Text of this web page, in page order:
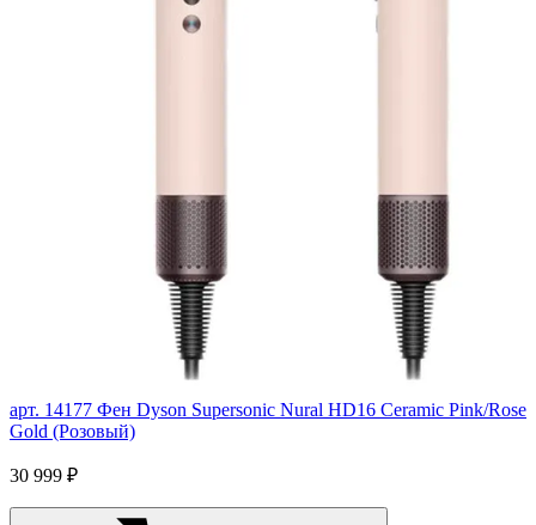
арт. 14177 Фен Dyson Supersonic Nural HD16 Ceramic Pink/Rose
Gold (Розовый)
30 999 ₽